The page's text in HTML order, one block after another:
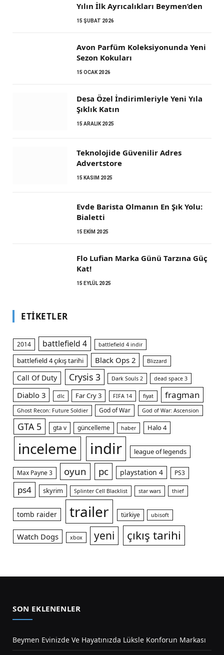
Yılın İlk Ayrıcalıkları Beymen’den
15 ŞUBAT 2026
Avon Parfüm Koleksiyonunda Yeni
Sezon Kokuları
15 OCAK 2026
Desa Özel İndirimleriyle Yeni Yıla
Şıklık Katın
15 ARALIK 2025
Teknolojide Güvenilir Adres
Advertstore
15 KASIM 2025
Evde Barista Olmanın En Şık Yolu:
Bialetti
15 EKIM 2025
Flo Lufian Marka Günü Tarzına Güç
Kat!
15 EYLÜL 2025
ETIKETLER
2014 battlefield 4 battlefield 4 indir
battlefield 4 çıkış tarihi Black Ops 2 Blizzard
Call Of Duty Crysis 3 Dark Souls 2 dead space 3
Diablo 3 dlc Far Cry 3 FIFA 14 fiyat fragman
Ghost Recon: Future Soldier God of War God of War: Ascension
GTA 5 gta v güncelleme haber Halo 4
inceleme indir league of legends
Max Payne 3 oyun pc playstation 4 PS3
ps4 skyrim Splinter Cell Blacklist star wars thief
tomb raider trailer türkiye ubisoft
Watch Dogs xbox yeni çıkış tarihi
SON EKLENENLER
Beymen Evinizde Ve Hayatınızda Lüksle Konforun Markası